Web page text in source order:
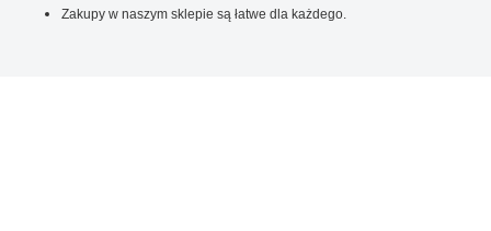
Zakupy w naszym sklepie są łatwe dla każdego.